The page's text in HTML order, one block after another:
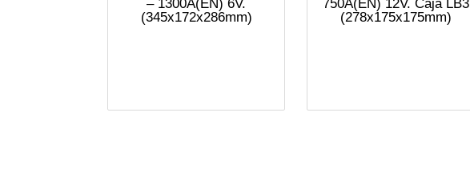
– 1300A(EN) 6V.
(345x172x286mm)
750A(EN) 12V. Caja LB3
(278x175x175mm)